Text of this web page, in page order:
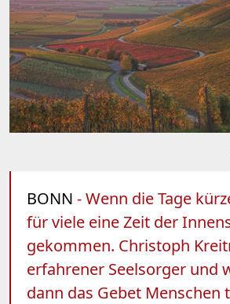
BONN - Wenn die Tage
für viele eine Zeit der
gekommen. Christoph
erfahrener Seelsorger und
dann das Gebet Menschen